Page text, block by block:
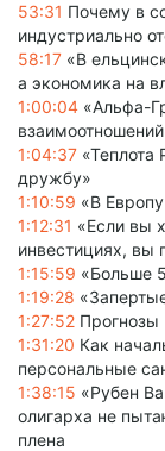
53:31 Почему в
индустриально
58:17 «В
а экономика на
1:00:04 «Альфа-
1:04:37 «Теплота
дружбу»
1:10:59 «В
1:12:31 «Если вы
инвестициях, вы
1:15:59 «Больше
1:19:28
1:27:52 Прогнозы
1:31:20 Как
персональные
1:38:15 «Рубен
олигарха не
плена